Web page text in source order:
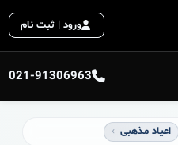
ورود | ثبت نام
021-91306963
اعیاد مذهبی